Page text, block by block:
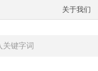
关于我们